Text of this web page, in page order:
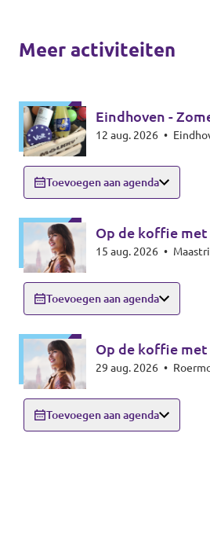
Meer activiteiten
Eindhoven -
12 aug. 2026 •
Toevoegen aan agenda
Op de koffie met
15 aug. 2026 •
Toevoegen aan agenda
Op de koffie met
29 aug. 2026 •
Toevoegen aan agenda